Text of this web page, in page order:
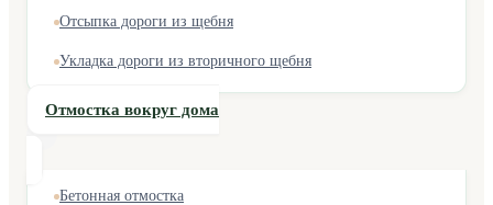
Отсыпка дороги из щебня
Укладка дороги из вторичного щебня
Отмостка вокруг дома
Бетонная отмостка